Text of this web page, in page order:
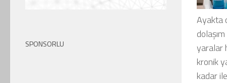
Ayakta
yaralar
kronik
kadar
SPONSORLU